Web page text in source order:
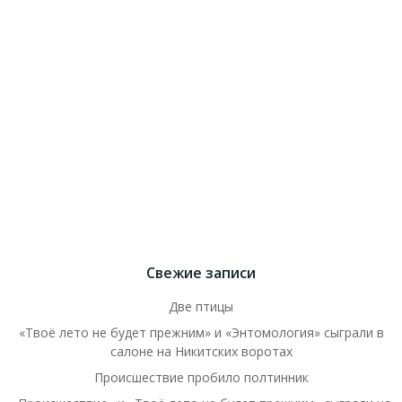
Свежие записи
Две птицы
«Твоё лето не будет прежним» и «Энтомология» сыграли в
салоне на Никитских воротах
Происшествие пробило полтинник